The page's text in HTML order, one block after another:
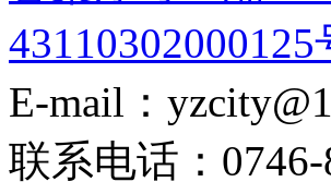
43110302000125
E-mail：
联系电话：